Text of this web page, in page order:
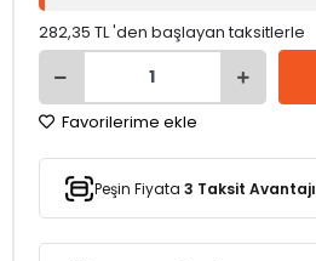
282,35 TL 'den başlayan taksitlerle
Favorilerime ekle
Peşin Fiyata 3 Taksit Avantajı